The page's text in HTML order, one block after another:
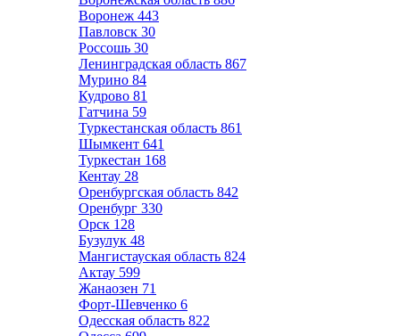
Воронеж 443
Павловск 30
Россошь 30
Ленинградская область 867
Мурино 84
Кудрово 81
Гатчина 59
Туркестанская область 861
Шымкент 641
Туркестан 168
Кентау 28
Оренбургская область 842
Оренбург 330
Орск 128
Бузулук 48
Мангистауская область 824
Актау 599
Жанаозен 71
Форт-Шевченко 6
Одесская область 822